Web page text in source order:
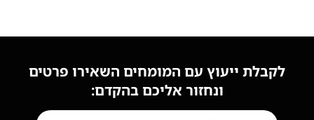
לקבלת ייעוץ עם המומחים השאירו פרטים
ונחזור אליכם בהקדם: